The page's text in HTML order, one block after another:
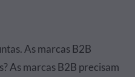
As marcas B2B
As marcas B2B precisam